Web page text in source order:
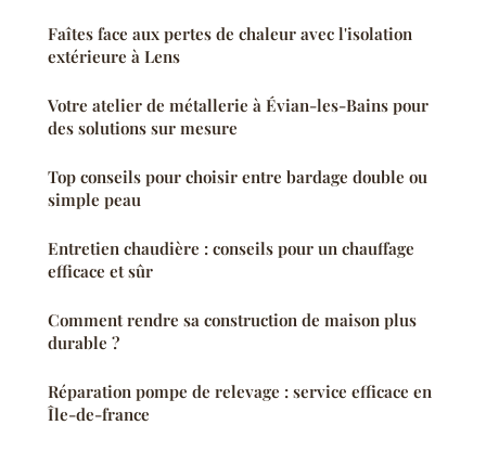
Faîtes face aux pertes de chaleur avec l'isolation
extérieure à Lens
Votre atelier de métallerie à Évian-les-Bains pour
des solutions sur mesure
Top conseils pour choisir entre bardage double ou
simple peau
Entretien chaudière : conseils pour un chauffage
efficace et sûr
Comment rendre sa construction de maison plus
durable ?
Réparation pompe de relevage : service efficace en
Île-de-france